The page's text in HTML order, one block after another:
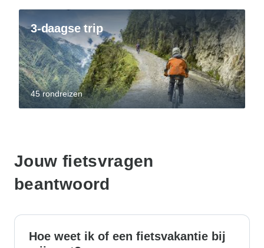
3-daagse trip
45 rondreizen
Jouw fietsvragen
beantwoord
Hoe weet ik of een fietsvakantie bij